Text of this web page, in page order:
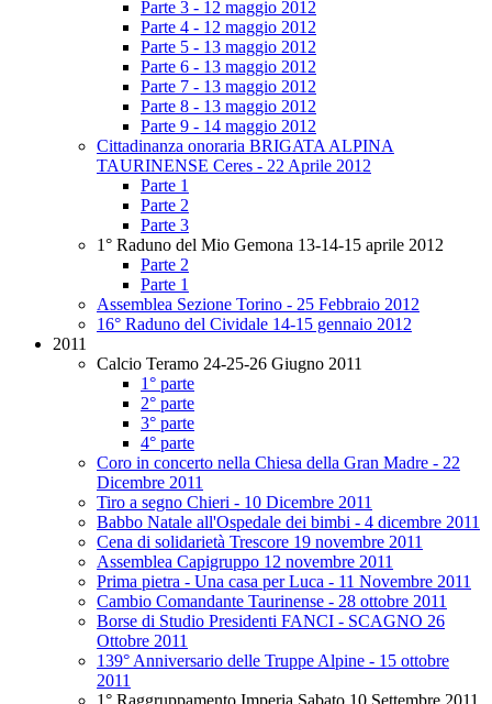
Parte 3 - 12 maggio 2012
Parte 4 - 12 maggio 2012
Parte 5 - 13 maggio 2012
Parte 6 - 13 maggio 2012
Parte 7 - 13 maggio 2012
Parte 8 - 13 maggio 2012
Parte 9 - 14 maggio 2012
Cittadinanza onoraria BRIGATA ALPINA
TAURINENSE Ceres - 22 Aprile 2012
Parte 1
Parte 2
Parte 3
1° Raduno del Mio Gemona 13-14-15 aprile 2012
Parte 2
Parte 1
Assemblea Sezione Torino - 25 Febbraio 2012
16° Raduno del Cividale 14-15 gennaio 2012
2011
Calcio Teramo 24-25-26 Giugno 2011
1° parte
2° parte
3° parte
4° parte
Coro in concerto nella Chiesa della Gran Madre - 22
Dicembre 2011
Tiro a segno Chieri - 10 Dicembre 2011
Babbo Natale all'Ospedale dei bimbi - 4 dicembre 2011
Cena di solidarietà Trescore 19 novembre 2011
Assemblea Capigruppo 12 novembre 2011
Prima pietra - Una casa per Luca - 11 Novembre 2011
Cambio Comandante Taurinense - 28 ottobre 2011
Borse di Studio Presidenti FANCI - SCAGNO 26
Ottobre 2011
139° Anniversario delle Truppe Alpine - 15 ottobre
2011
1° Raggruppamento Imperia Sabato 10 Settembre 2011